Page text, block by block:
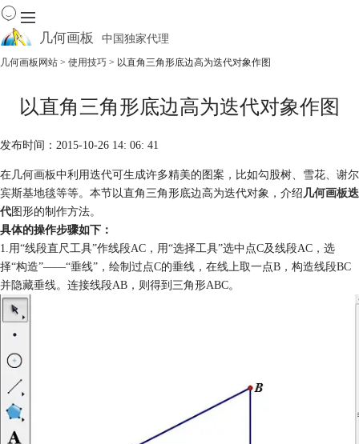
几何画板 中国独家代理
首页
产品
资源中心
软件商城
几何画板网站 > 使用技巧 > 以直角三角形底边高为迭代对象作图
以直角三角形底边高为迭代对象作图
发布时间：2015-10-26 14: 06: 41
在几何画板中利用迭代可生成许多精美的图案，比如勾股树、雪花、谢尔
宾斯基地毯等等。本节以直角三角形底边高为迭代对象，介绍 几何画板迭
代图形的制作方法。
具体的操作步骤如下：
1.用“线段直尺工具”作线段AC，用“选择工具”选中点C及线段AC，选
择“构造”——“垂线”，绘制过点C的垂线，在线上取一点B，构造线段BC
并隐藏垂线。连接线段AB，则得到三角形ABC。